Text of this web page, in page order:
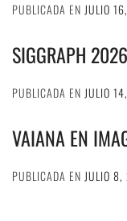
PUBLICADA EN JULIO
SIGGRAPH
PUBLICADA EN JULIO
VAIANA EN
PUBLICADA EN JULIO